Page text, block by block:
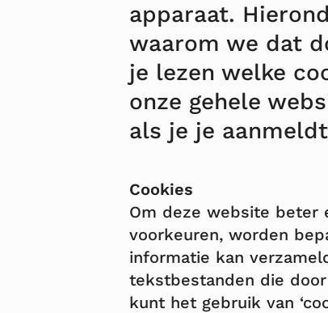
apparaat.
waarom we dat
je lezen welke
onze gehele
als je je
Cookies
Om deze website beter
voorkeuren, worden
informatie kan
tekstbestanden die
kunt het gebruik van